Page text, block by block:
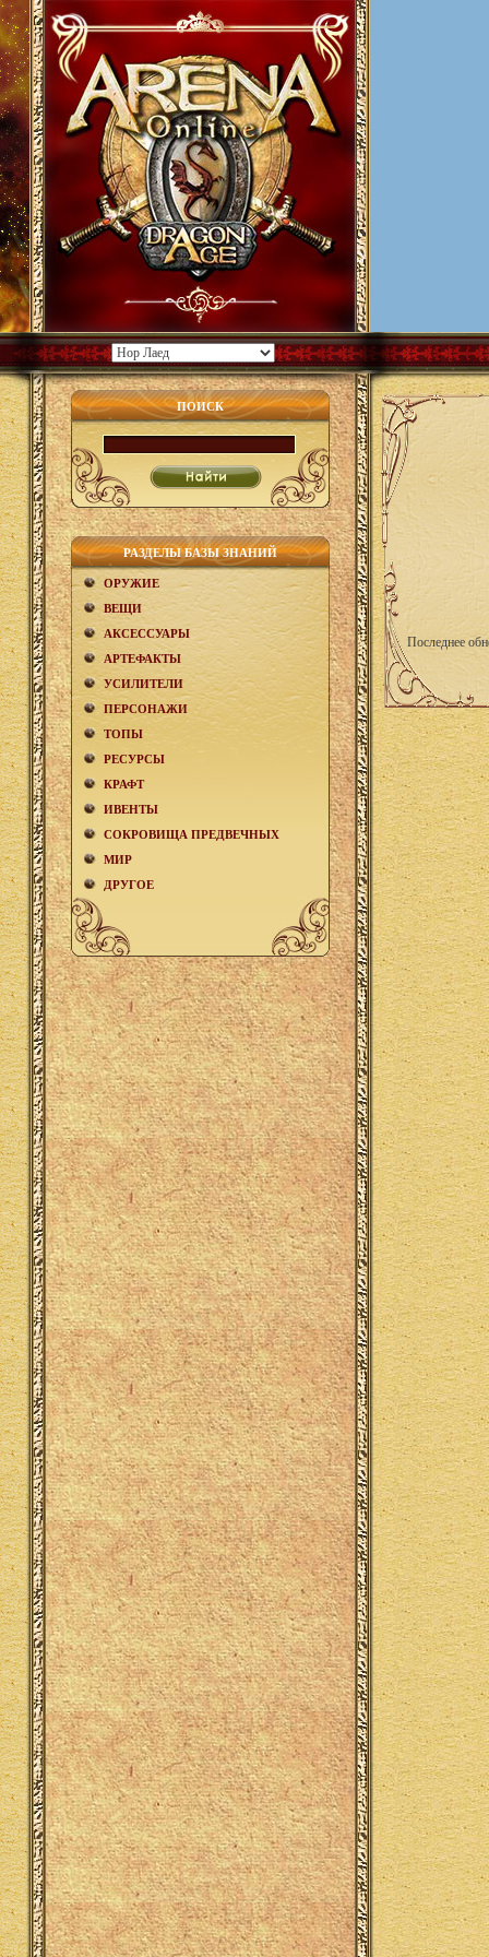
ПОИСК
РАЗДЕЛЫ БАЗЫ ЗНАНИЙ
ОРУЖИЕ
ВЕЩИ
АКCЕСCУАРЫ
АРТЕФАКТЫ
УСИЛИТЕЛИ
ПЕРСОНАЖИ
ТОПЫ
РЕСУРСЫ
КРАФТ
ИВЕНТЫ
СОКРОВИЩА ПРЕДВЕЧНЫХ
МИР
ДРУГОЕ
Последнее